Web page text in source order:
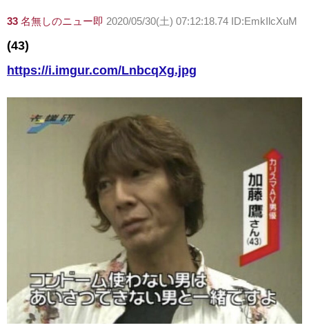
33 名無しのニュー即 2020/05/30(土) 07:12:18.74 ID:EmkIlcXuM
(43)
https://i.imgur.com/LnbcqXg.jpg